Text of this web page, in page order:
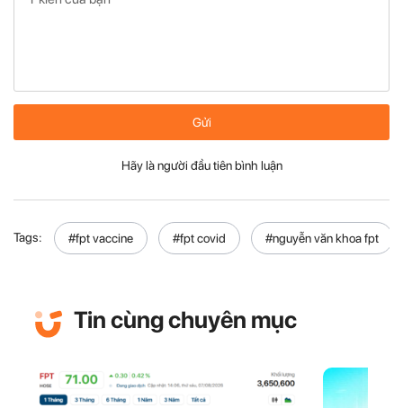
Gửi
Hãy là người đầu tiên bình luận
Tags: #fpt vaccine #fpt covid #nguyễn văn khoa fpt
Tin cùng chuyên mục